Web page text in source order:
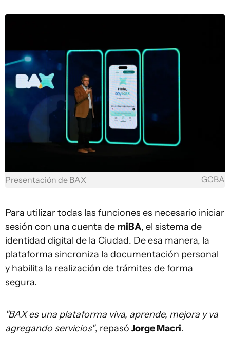
Presentación de BAX GCBA
Para utilizar todas las funciones es necesario iniciar
sesión con una cuenta de miBA, el sistema de
identidad digital de la Ciudad. De esa manera, la
plataforma sincroniza la documentación personal
y habilita la realización de trámites de forma
segura.
"BAX es una plataforma viva, aprende, mejora y va
agregando servicios", repasó Jorge Macri.